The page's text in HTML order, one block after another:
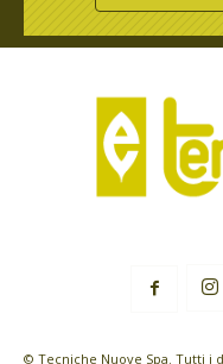
© Tecniche Nuove Spa. Tutti i